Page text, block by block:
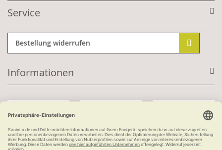
Service
Bestellung widerrufen
Informationen